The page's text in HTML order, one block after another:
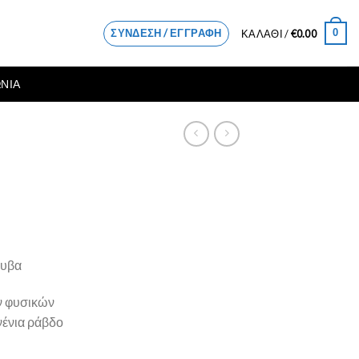
ΣΎΝΔΕΣΗ / ΕΓΓΡΑΦΉ ΚΑΛΆΘΙ /€0.00 0
φυσικών
ράβδο